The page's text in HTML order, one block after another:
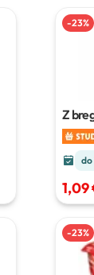
-23%
Z
do
1,09
-23%